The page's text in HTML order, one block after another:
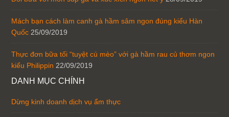
Mách bạn cách làm canh gà hầm sâm ngon đúng kiểu Hàn
Quốc 25/09/2019
Thực đơn bữa tối “tuyệt cú mèo” với gà hầm rau củ thơm ngon
kiểu Philippin 22/09/2019
DANH MỤC CHÍNH
Dừng kinh doanh dịch vụ ẩm thực